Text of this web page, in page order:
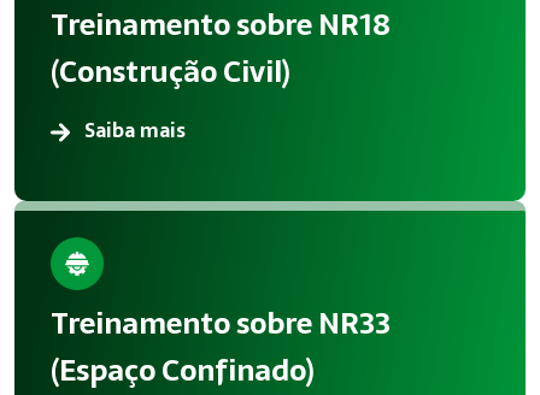
Treinamento sobre NR18
(Construção Civil)
Saiba mais
Treinamento sobre NR33
(Espaço Confinado)